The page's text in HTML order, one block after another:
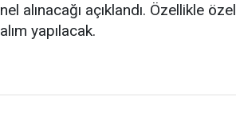
açıklandı. Özellikle özel
yapılacak.